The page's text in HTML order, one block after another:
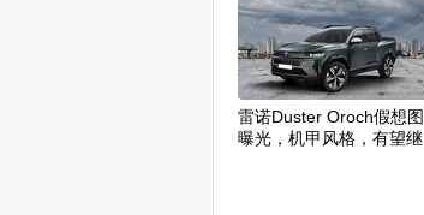
雷诺Duster Oroch假想图
曝光，机甲风格，有望继